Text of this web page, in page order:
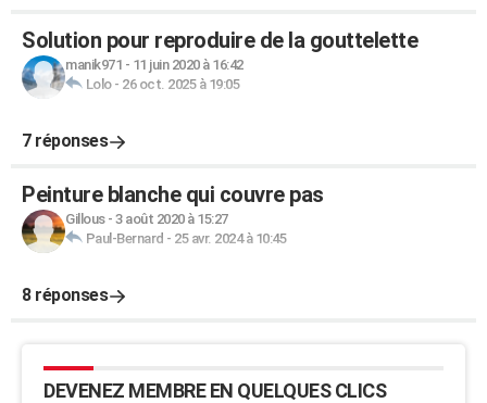
Solution pour reproduire de la gouttelette
manik971 - 11 juin 2020 à 16:42
Lolo- 26 oct. 2025 à 19:05
7 réponses
Peinture blanche qui couvre pas
Gillous- 3 août 2020 à 15:27
Paul-Bernard - 25 avr. 2024 à 10:45
8 réponses
DEVENEZ MEMBRE EN QUELQUES CLICS